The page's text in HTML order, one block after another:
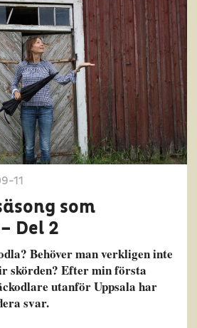
11
som
Del 2
Behöver man verkligen inte
skörden? Efter min första
utanför Uppsala har
svar.